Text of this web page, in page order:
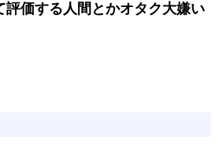
評価する人間とかオタク大嫌い